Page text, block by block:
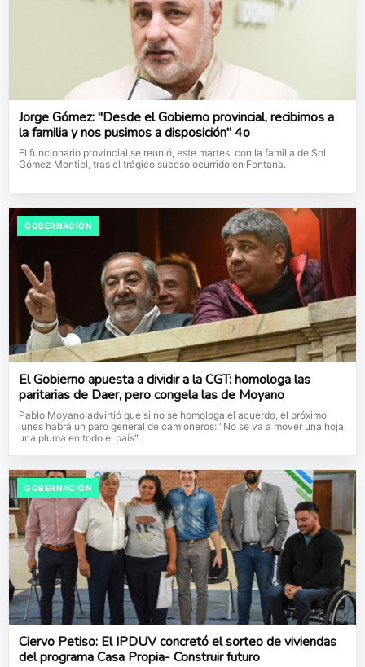
Jorge Gómez: "Desde el Gobierno provincial, recibimos a
la familia y nos pusimos a disposición" 4o
El funcionario provincial se reunió, este martes, con la familia de Sol
Gómez Montiel, tras el trágico suceso ocurrido en Fontana.
GOBERNACIÓN
El Gobierno apuesta a dividir a la CGT: homologa las
paritarias de Daer, pero congela las de Moyano
Pablo Moyano advirtió que si no se homologa el acuerdo, el próximo
lunes habrá un paro general de camioneros: "No se va a mover una hoja,
una pluma en todo el país".
GOBERNACIÓN
Ciervo Petiso: El IPDUV concretó el sorteo de viviendas
del programa Casa Propia- Construir futuro